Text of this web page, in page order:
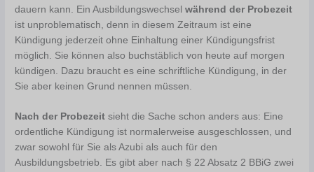
dauern kann. Ein Ausbildungswechselwährend der Probezeit
ist unproblematisch, denn in diesem Zeitraum ist eine
Kündigung jederzeit ohne Einhaltung einer Kündigungsfrist
möglich. Sie können also buchstäblich von heute auf morgen
kündigen. Dazu braucht es eine schriftliche Kündigung, in der
Sie aber keinen Grund nennen müssen.
Nach der Probezeitsieht die Sache schon anders aus: Eine
ordentliche Kündigung ist normalerweise ausgeschlossen, und
zwar sowohl für Sie als Azubi als auch für den
Ausbildungsbetrieb. Es gibt aber nach § 22 Absatz 2 BBiG zwei